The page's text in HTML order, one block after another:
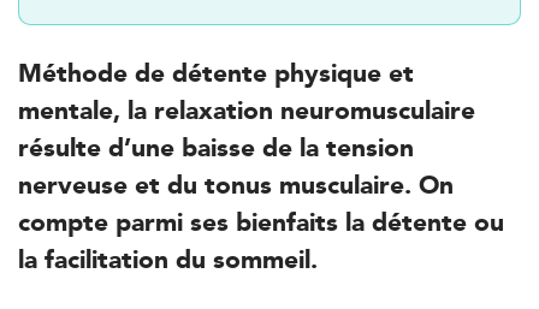
Méthode de détente physique et
mentale, la relaxation neuromusculaire
résulte d’une baisse de la tension
nerveuse et du tonus musculaire. On
compte parmi ses bienfaits la détente ou
la facilitation du sommeil.